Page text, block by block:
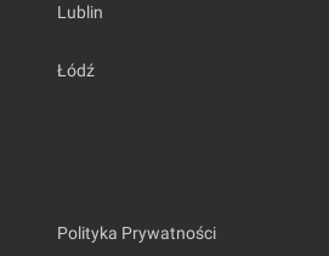
Lublin
Łódź
Polityka Prywatności